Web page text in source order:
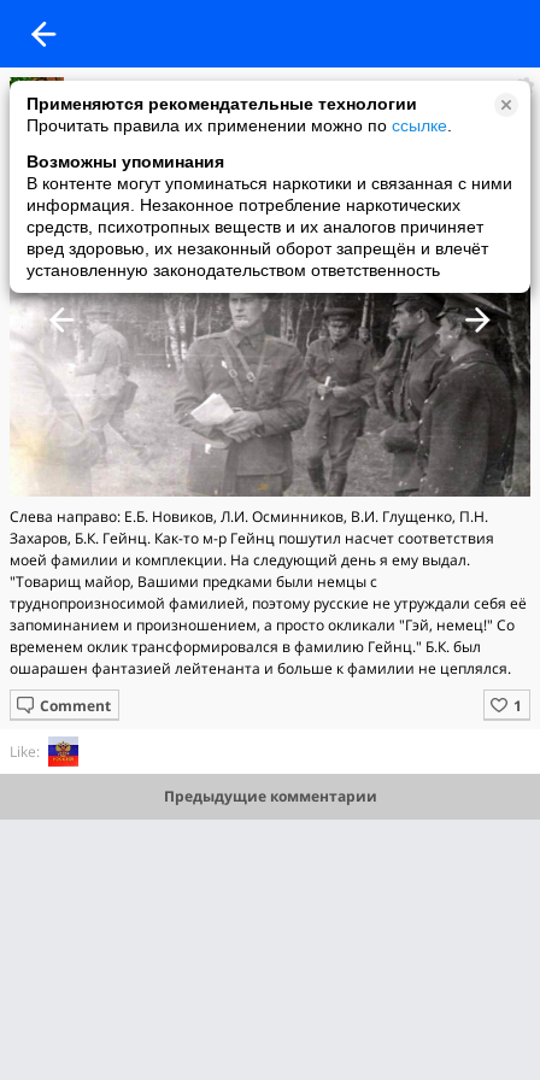
Применяются рекомендательные технологии
Прочитать правила их применении можно по ссылке
Возможны упоминания
В контенте могут упоминаться наркотики и связанная с ними
информация. Незаконное потребление наркотических
средств, психотропных веществ и их аналогов причиняет
вред здоровью, их незаконный оборот запрещён и влечёт
установленную законодательством ответственность
Roman 72
added a photo
01 Sep в 11:19
Слева направо: Е.Б. Новиков, Л.И. Осминников, В.И. Глущенко, П.Н.
Захаров, Б.К. Гейнц. Как-то м-р Гейнц пошутил насчет соответствия
моей фамилии и комплекции. На следующий день я ему выдал.
"Товарищ майор, Вашими предками были немцы с
труднопроизносимой фамилией, поэтому русские не утруждали себя её
запоминанием и произношением, а просто окликали "Гэй, немец!" Со
временем оклик трансформировался в фамилию Гейнц." Б.К. был
ошарашен фантазией лейтенанта и больше к фамилии не цеплялся.
Comment
Like:
Предыдущие комментарии